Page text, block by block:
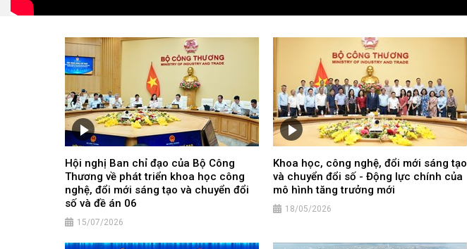
Hội nghị Ban chỉ đạo của Bộ Công
Thương về phát triển khoa học công
nghệ, đổi mới sáng tạo và chuyển đổi
số và đề án 06
15/07/2026
Khoa học, công nghệ, đổi mới sáng tạo
và chuyển đổi số - Động lực chính của
mô hình tăng trưởng mới
18/05/2026